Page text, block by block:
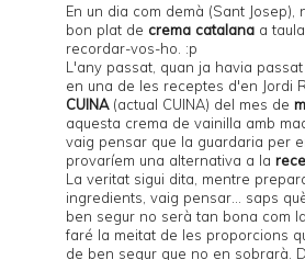
En un dia com demà (Sant Josep),
bon plat de crema catalana a
recordar-vos-ho. :p
L'any passat, quan ja havia passat
en una de les receptes d'en Jordi
CUINA(actual CUINA) del mes de
aquesta crema de vainilla amb
vaig pensar que la guardaria per
provaríem una alternativa a la
La veritat sigui dita, mentre
ingredients, vaig pensar... saps
ben segur no serà tan bona com
faré la meitat de les proporcions
de ben segur que no en sobrarà.